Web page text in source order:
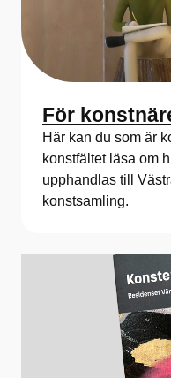
För
Här kan du som är
konstfältet läsa om
upphandlas till
konstsamling.